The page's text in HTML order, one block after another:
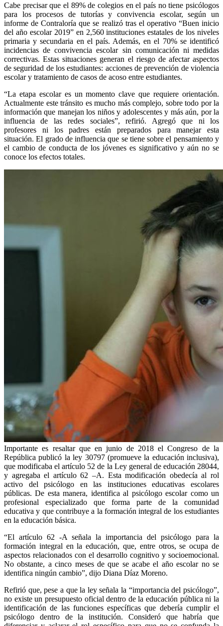
Cabe precisar que el 89% de colegios en el país no tiene psicólogos
para los procesos de tutorías y convivencia escolar, según un
informe de Contraloría que se realizó tras el operativo “Buen inicio
del año escolar 2019” en 2,560 instituciones estatales de los niveles
primaria y secundaria en el país. Además, en el 70% se identificó
incidencias de convivencia escolar sin comunicación ni medidas
correctivas. Estas situaciones generan el riesgo de afectar aspectos
de seguridad de los estudiantes: acciones de prevención de violencia
escolar y tratamiento de casos de acoso entre estudiantes.
“La etapa escolar es un momento clave que requiere orientación.
Actualmente este tránsito es mucho más complejo, sobre todo por la
información que manejan los niños y adolescentes y más aún, por la
influencia de las redes sociales”, refirió. Agregó que ni los
profesores ni los padres están preparados para manejar esta
situación. El grado de influencia que se tiene sobre el pensamiento y
el cambio de conducta de los jóvenes es significativo y aún no se
conoce los efectos totales.
Importante es resaltar que en junio de 2018 el Congreso de la
República publicó la ley 30797 (promueve la educación inclusiva),
que modificaba el artículo 52 de la Ley general de educación 28044,
y agregaba el artículo 62 –A. Esta modificación obedecía al rol
activo del psicólogo en las instituciones educativas escolares
públicas. De esta manera, identifica al psicólogo escolar como un
profesional especializado que forma parte de la comunidad
educativa y que contribuye a la formación integral de los estudiantes
en la educación básica.
“El artículo 62 -A señala la importancia del psicólogo para la
formación integral en la educación, que, entre otros, se ocupa de
aspectos relacionados con el desarrollo cognitivo y socioemocional.
No obstante, a cinco meses de que se acabe el año escolar no se
identifica ningún cambio”, dijo Diana Díaz Moreno.
Refirió que, pese a que la ley señala la “importancia del psicólogo”,
no existe un presupuesto oficial dentro de la educación pública ni la
identificación de las funciones específicas que debería cumplir el
psicólogo dentro de la institución. Consideró que habría que